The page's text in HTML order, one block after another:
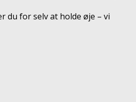
du for selv at holde øje – vi